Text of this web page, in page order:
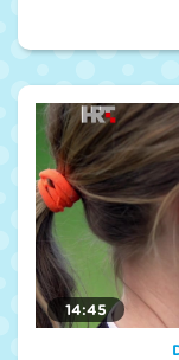
14:45